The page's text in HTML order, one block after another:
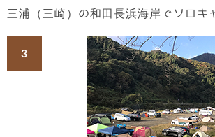
三浦（三崎）の和田長浜海岸でソロキ